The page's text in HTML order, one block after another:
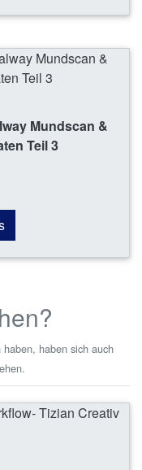
Mundscan &
Teil 3
haben sich auch